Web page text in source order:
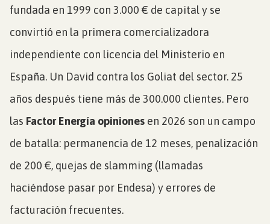
fundada en 1999 con 3.000 € de capital y se
convirtió en la primera comercializadora
independiente con licencia del Ministerio en
España. Un David contra los Goliat del sector. 25
años después tiene más de 300.000 clientes. Pero
las Factor Energía opiniones en 2026 son un campo
de batalla: permanencia de 12 meses, penalización
de 200 €, quejas de slamming (llamadas
haciéndose pasar por Endesa) y errores de
facturación frecuentes.